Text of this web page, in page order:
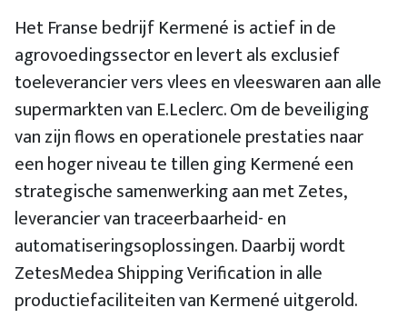
Het Franse bedrijf Kermené is actief in de
agrovoedingssector en levert als exclusief
toeleverancier vers vlees en vleeswaren aan alle
supermarkten van E.Leclerc. Om de beveiliging
van zijn flows en operationele prestaties naar
een hoger niveau te tillen ging Kermené een
strategische samenwerking aan met Zetes,
leverancier van traceerbaarheid- en
automatiseringsoplossingen. Daarbij wordt
ZetesMedea Shipping Verification in alle
productiefaciliteiten van Kermené uitgerold.